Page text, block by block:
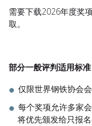
需要下载2026年度奖
取。
部分一般评判适用标准
仅限世界钢铁协会
每个奖项允许多家
将优先颁发给只报